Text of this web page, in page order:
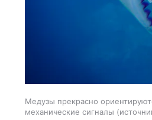
Медузы прекрасно
механические сигналы